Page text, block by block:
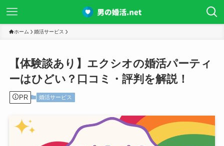
ホーム 婚活サービス
【体験談あり】エクシオの婚活パーティ
ーはひどい？口コミ・評判を解説！
PR 婚活サービス